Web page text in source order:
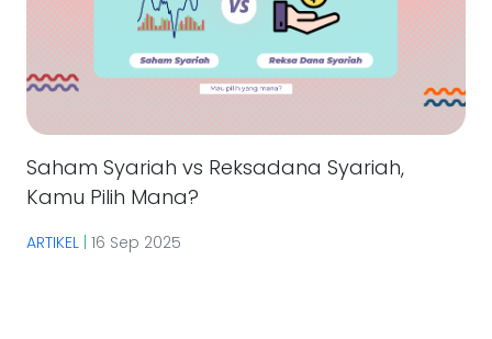
Saham Syariah vs Reksadana Syariah,
Kamu Pilih Mana?
ARTIKEL 16 Sep 2025